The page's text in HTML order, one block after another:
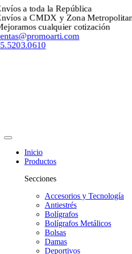
Envíos a toda la República
Envíos a CMDX y Zona Metropolitana
Mejoramos cualquier cotización
ventas@promoarti.com
55.5203.0610
Inicio
Productos
Secciones
Accesorios y Tecnología
Antiestrés
Bolígrafos
Bolígrafos Metálicos
Bolsas
Damas
Deportivos